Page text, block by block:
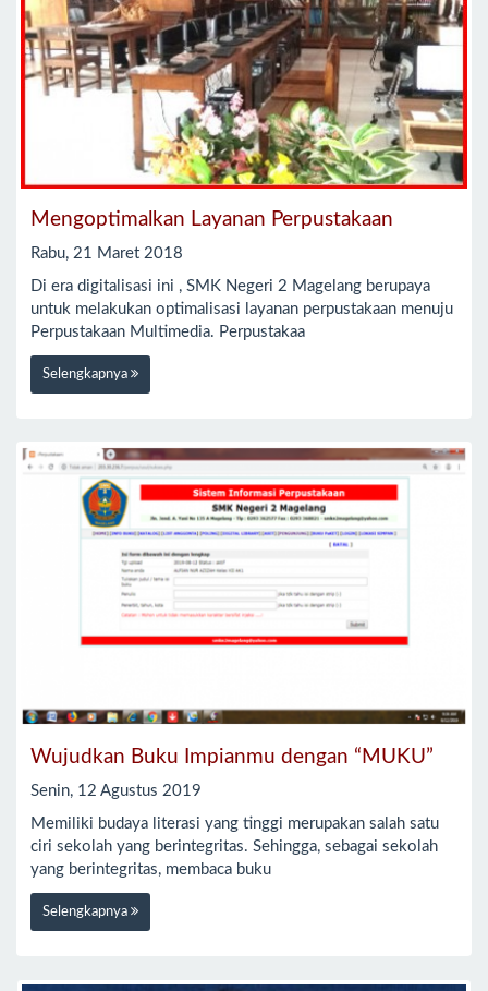
Mengoptimalkan Layanan Perpustakaan
Rabu, 21 Maret 2018
Di era digitalisasi ini , SMK Negeri 2 Magelang berupaya
untuk melakukan optimalisasi layanan perpustakaan menuju
Perpustakaan Multimedia. Perpustakaa
Selengkapnya
Wujudkan Buku Impianmu dengan “MUKU”
Senin, 12 Agustus 2019
Memiliki budaya literasi yang tinggi merupakan salah satu
ciri sekolah yang berintegritas. Sehingga, sebagai sekolah
yang berintegritas, membaca buku
Selengkapnya